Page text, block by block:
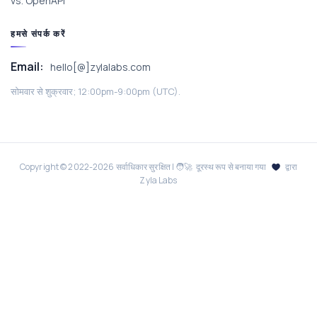
हमसे संपर्क करें
Email: hello[@]zylalabs.com
सोमवार से शुक्रवार; 12:00pm-9:00pm (UTC).
Copyright © 2022-2026 सर्वाधिकार सुरक्षित | 🧑‍🚀 दूरस्थ रूप से बनाया गया
द्वारा
Zyla Labs